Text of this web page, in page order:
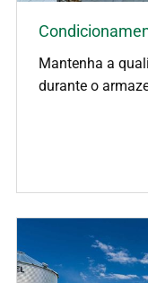
Mantenha a
durante o